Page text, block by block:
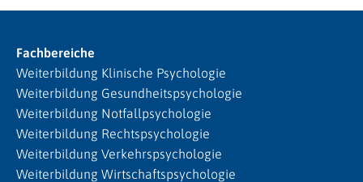
Fachbereiche
Weiterbildung Klinische Psychologie
Weiterbildung Gesundheitspsychologie
Weiterbildung Notfallpsychologie
Weiterbildung Rechtspsychologie
Weiterbildung Verkehrspsychologie
Weiterbildung Wirtschaftspsychologie